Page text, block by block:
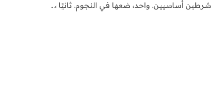
شرطين أساسيين. واحد، ضعها في النجوم. ثانيًا ،…